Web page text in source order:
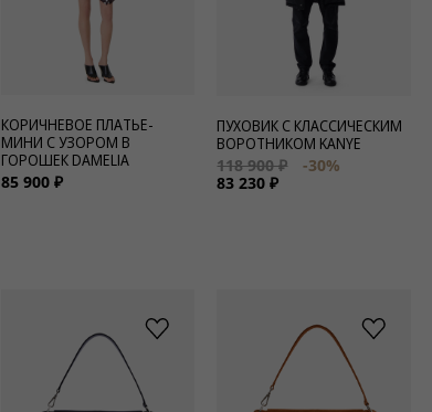
КОРИЧНЕВОЕ ПЛАТЬЕ-
МИНИ С УЗОРОМ В
ГОРОШЕК DAMELIA
85 900 ₽
ПУХОВИК С КЛАССИЧЕСКИМ
ВОРОТНИКОМ KANYE
118 900 ₽
-30%
83 230 ₽